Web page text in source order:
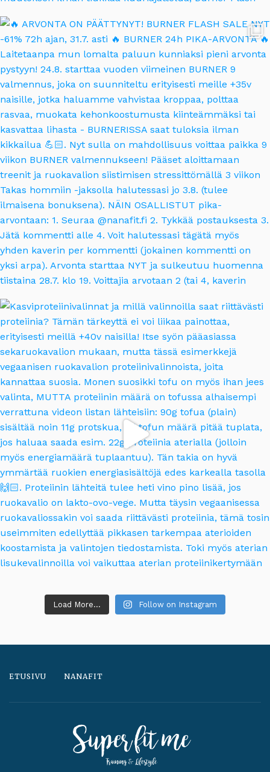
Load More... Follow on Instagram
ETUSIVU NANAFIT